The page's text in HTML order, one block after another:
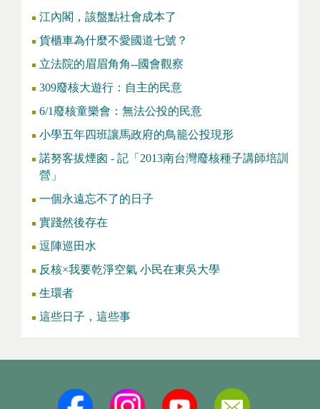
江內閣，該盤點社會成本了
貨櫃車為什麼不愛國道七號？
立法院的眉眉角角--國會觀察
309廢核大遊行：自主的民意
6/1廢核童樂會：無法公投的民意
小學五年四班讓馬政府的鳥籠公投現形
諾努客拔煙囪 - 記「2013南台灣廢核種子講師培訓
營」
一個永遠忘不了的日子
實踐然後存在
逗陣巡田水
反核×我要乾淨空氣 小民在東吳大學
生環者
這些日子，這些事